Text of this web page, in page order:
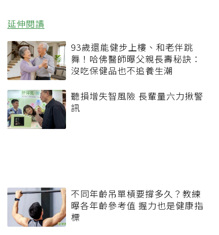
延伸閱讀
93歲還能健步上樓、和老伴跳
舞！哈佛醫師曝父親長壽秘訣：
沒吃保健品也不追養生潮
聽損增失智風險 長輩量六力揪警
訊
不同年齡吊單槓要撐多久？教練
曝各年齡參考值 握力也是健康指
標